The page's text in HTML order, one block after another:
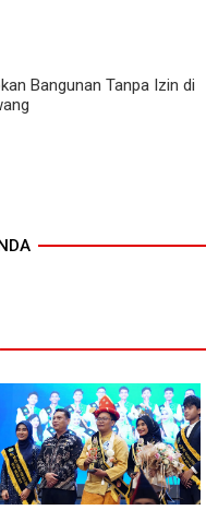
Bangunan Tanpa Izin di